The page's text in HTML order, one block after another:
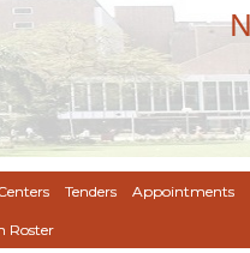
Tenders Appointments
Roster